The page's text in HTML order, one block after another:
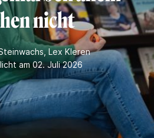
nicht
,Lex Kleren
am 02. Juli 2026